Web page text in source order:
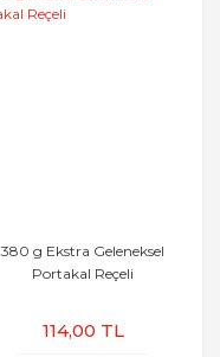
380 g Ekstra Geleneksel
Portakal Reçeli
114,00 TL